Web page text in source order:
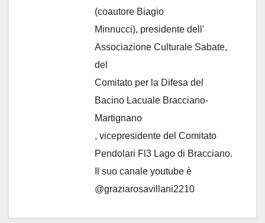
(coautore Biagio
Minnucci), presidente dell'
Associazione Culturale Sabate,
del
Comitato per la Difesa del
Bacino Lacuale Bracciano-
Martignano
, vicepresidente del Comitato
Pendolari Fl3 Lago di Bracciano.
Il suo canale youtube è
@graziarosavillani2210